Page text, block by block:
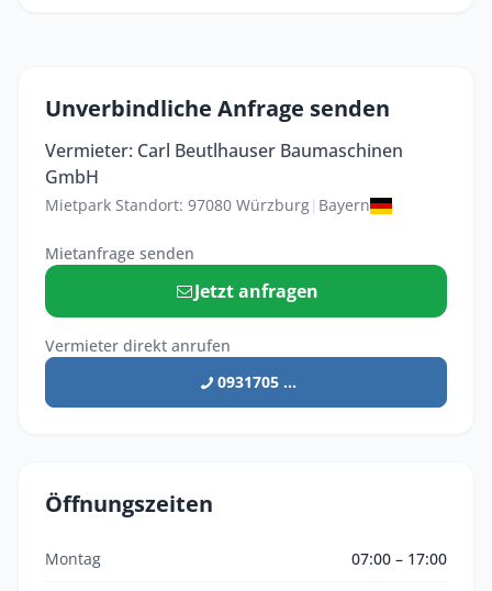
Unverbindliche Anfrage senden
Vermieter: Carl Beutlhauser Baumaschinen
GmbH
Mietpark Standort: 97080 Würzburg| Bayern
Mietanfrage senden
Jetzt anfragen
Vermieter direkt anrufen
0931705 ...
Öffnungszeiten
Montag 07:00 – 17:00